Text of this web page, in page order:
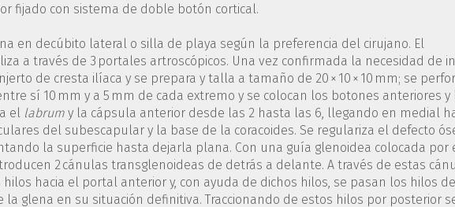
fijado con sistema de doble botón cortical.
en decúbito lateral o silla de playa según la preferencia del cirujano. El
a través de 3 portales artroscópicos. Una vez confirmada la necesidad de
de cresta ilíaca y se prepara y talla a tamaño de 20 × 10 × 10 mm; se
sí 10 mm y a 5 mm de cada extremo y se colocan los botones anteriores y
el labrumy la cápsula anterior desde las 2 hasta las 6, llegando en medial
del subescapular y la base de la coracoides. Se regulariza el defecto
la superficie hasta dejarla plana. Con una guía glenoidea colocada por
2 cánulas transglenoideas de detrás a delante. A través de estas
hacia el portal anterior y, con ayuda de dichos hilos, se pasan los hilos
glena en su situación definitiva. Traccionando de estos hilos por posterior